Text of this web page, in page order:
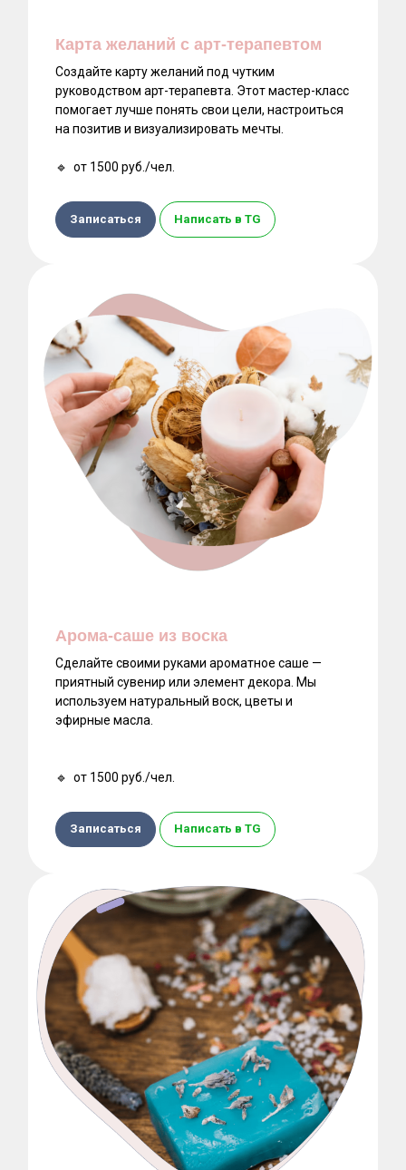
Карта желаний с арт-терапевтом
Создайте карту желаний под чутким
руководством арт-терапевта. Этот мастер-класс
помогает лучше понять свои цели, настроиться
на позитив и визуализировать мечты.
🔹 от 1500 руб./чел.
Записаться Написать в TG
Арома-саше из воска
Сделайте своими руками ароматное саше —
приятный сувенир или элемент декора. Мы
используем натуральный воск, цветы и
эфирные масла.
🔹 от 1500 руб./чел.
Записаться Написать в TG